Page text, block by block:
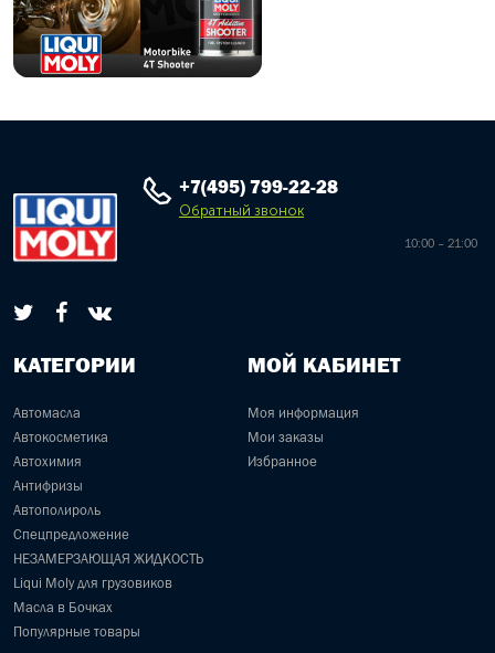
+7(495) 799-22-28
Обратный звонок
10:00 – 21:00
КАТЕГОРИИ
Автомасла
Автокосметика
Автохимия
Антифризы
Автополироль
Спецпредложение
НЕЗАМЕРЗАЮЩАЯ ЖИДКОСТЬ
Liqui Moly для грузовиков
Масла в Бочках
Популярные товары
МОЙ КАБИНЕТ
Моя информация
Мои заказы
Избранное